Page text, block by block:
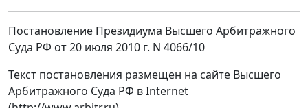
Постановление Президиума Высшего Арбитражного
Суда РФ от 20 июля 2010 г. N 4066/10
Текст постановления размещен на сайте Высшего
Арбитражного Суда РФ в Internet